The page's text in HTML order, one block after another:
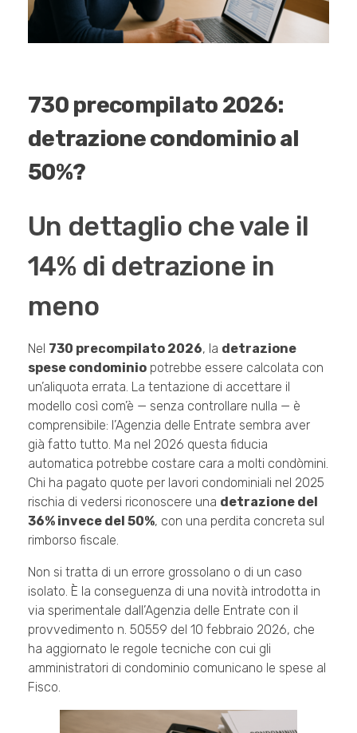
730 precompilato 2026:
detrazione condominio al
50%?
Un dettaglio che vale il
14% di detrazione in
meno
Nel 730 precompilato 2026, la detrazione
spese condominio potrebbe essere calcolata con
un’aliquota errata. La tentazione di accettare il
modello così com’è — senza controllare nulla — è
comprensibile: l’Agenzia delle Entrate sembra aver
già fatto tutto. Ma nel 2026 questa fiducia
automatica potrebbe costare cara a molti condòmini.
Chi ha pagato quote per lavori condominiali nel 2025
rischia di vedersi riconoscere una detrazione del
36% invece del 50%, con una perdita concreta sul
rimborso fiscale.
Non si tratta di un errore grossolano o di un caso
isolato. È la conseguenza di una novità introdotta in
via sperimentale dall’Agenzia delle Entrate con il
provvedimento n. 50559 del 10 febbraio 2026, che
ha aggiornato le regole tecniche con cui gli
amministratori di condominio comunicano le spese al
Fisco.